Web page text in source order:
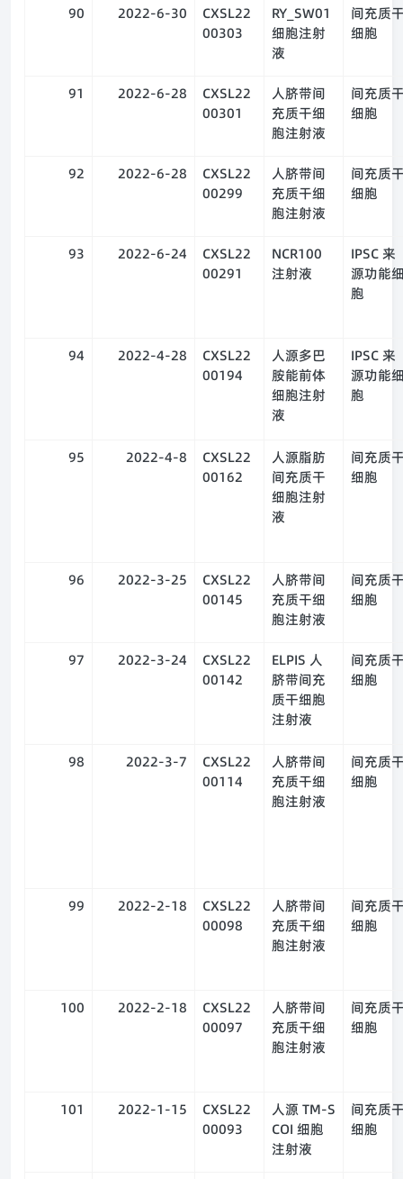
90 2022-6-30
CXSL22
00303
RY_SW01
细胞注射
液
间充质
细胞
91 2022-6-28
CXSL22
00301
人脐带间
充质干细
胞注射液
间充质
细胞
92 2022-6-28
CXSL22
00299
人脐带间
充质干细
胞注射液
间充质
细胞
93 2022-6-24
CXSL22
00291
NCR100
注射液
IPSC 来
源功能
胞
94 2022-4-28
CXSL22
00194
人源多巴
胺能前体
细胞注射
液
IPSC 来
源功能
胞
95 2022-4-8
CXSL22
00162
人源脂肪
间充质干
细胞注射
液
间充质
细胞
96 2022-3-25
CXSL22
00145
人脐带间
充质干细
胞注射液
间充质
细胞
97 2022-3-24
CXSL22
00142
ELPIS 人
脐带间充
质干细胞
注射液
间充质
细胞
98 2022-3-7
CXSL22
00114
人脐带间
充质干细
胞注射液
间充质
细胞
99 2022-2-18
CXSL22
00098
人脐带间
充质干细
胞注射液
间充质
细胞
100 2022-2-18
CXSL22
00097
人脐带间
充质干细
胞注射液
间充质
细胞
101 2022-1-15
CXSL22
00093
人源 TM-S
COI 细胞
注射液
间充质
细胞